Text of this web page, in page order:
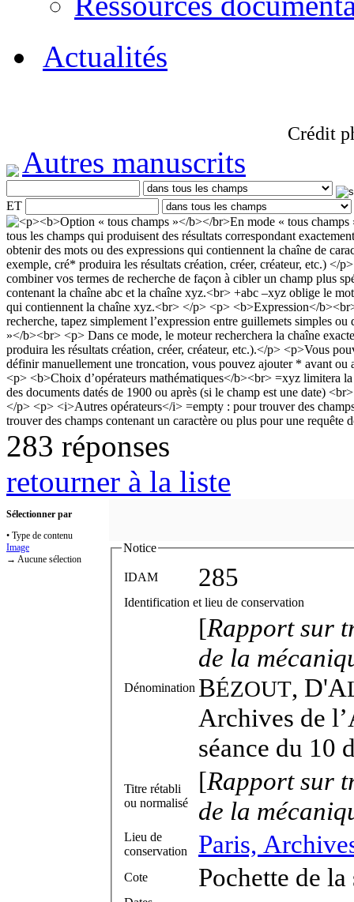
Actualités
Crédit
Autres manuscrits
ET
283 réponses
retourner à la liste
Sélectionner par
• Type de contenu
Image
→ Aucune sélection
Notice
IDAM 285
Identification et lieu de conservation
Dénomination
[Rapport sur
de la
BÉZOUT, D'A
Archives de
séance du 10
Titre rétabli
ou normalisé
[Rapport sur
de la
Lieu de
conservation
Paris,
Cote Pochette de